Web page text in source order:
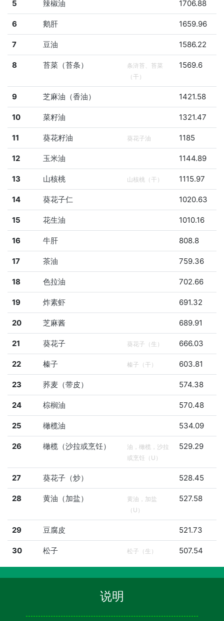
5 辣椒油 1706.88
6 鹅肝 1659.96
7 豆油 1586.22
8 苔菜（苔条）
条浒苔、苔菜
（干）
1569.6
9 芝麻油（香油） 1421.58
10 菜籽油 1321.47
11 葵花籽油 葵花子油 1185
12 玉米油 1144.89
13 山核桃 山核桃（干） 1115.97
14 葵花子仁 1020.63
15 花生油 1010.16
16 牛肝 808.8
17 茶油 759.36
18 色拉油 702.66
19 炸素虾 691.32
20 芝麻酱 689.91
21 葵花子 葵花子（生） 666.03
22 榛子 榛子（干） 603.81
23 荞麦（带皮） 574.38
24 棕榈油 570.48
25 橄榄油 534.09
26 橄榄（沙拉或烹饪）
油，橄榄，沙拉
或烹饪（U）
529.29
27 葵花子（炒） 528.45
28 黄油（加盐）
黄油，加盐
（U）
527.58
29 豆腐皮 521.73
30 松子 松子（生） 507.54
说明